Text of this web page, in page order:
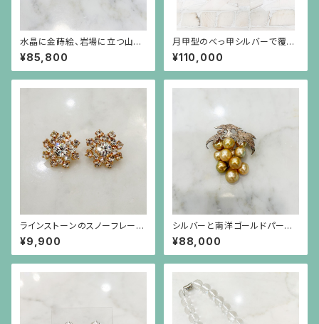
水晶に金蒔絵、岩場に立つ山羊
とアーカンサス模様のフレーム
の丸いイヤリング
¥85,800
月甲型のべっ甲シルバーで覆輪
したトルコ石のボリュームリング
（15～16号の方用）
¥110,000
ラインストーンのスノーフレーク
のような金色ピアス（チタンポス
ト）
¥9,900
シルバーと南洋ゴールドパール
の葡萄のブローチ（小）
¥88,000